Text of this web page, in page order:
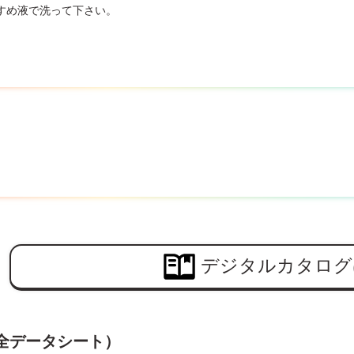
め液で洗って下さい。
デジタルカタロ
データシート）